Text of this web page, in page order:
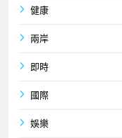
健康
兩岸
即時
國際
娛樂